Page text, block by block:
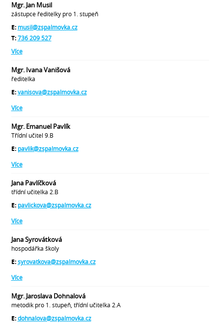
Mgr. Jan Musil
zástupce ředitelky pro 1. stupeň
E: musil@zspalmovka.cz
T:736 209 527
Více
Mgr. Ivana Vanišová
ředitelka
E:vanisova@zspalmovka.cz
Více
Mgr. Emanuel Pavlík
Třídní učitel 9.B
E: pavlik@zspalmovka.cz
Více
Jana Pavlíčková
třídní učitelka 2.B
E: pavlickova@zspalmovka.cz
Více
Jana Syrovátková
hospodářka školy
E:syrovatkova@zspalmovka.cz
Více
Mgr. Jaroslava Dohnalová
metodik pro 1. stupeň, třídní učitelka 2.A
E:dohnalova@zspalmovka.cz